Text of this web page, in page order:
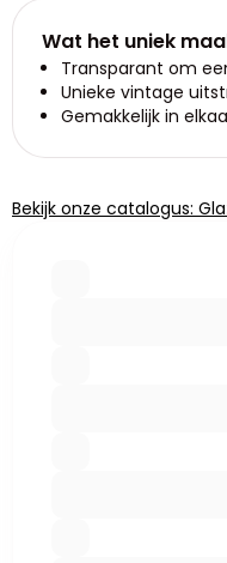
Wat het uniek
Transparant om
Unieke vintage
Gemakkelijk in
Bekijk onze catalogus: